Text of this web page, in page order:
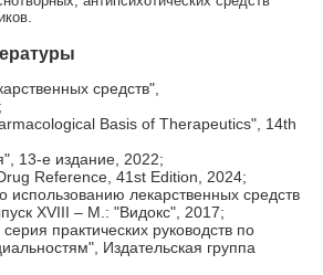
средств",
Basis of Therapeutics", 14th
13-е издание, 2022;
Reference, 41st Edition, 2024;
использованию лекарственных средств
XVIII – М.: "Видокс", 2017;
практических руководств по
Издательская группа